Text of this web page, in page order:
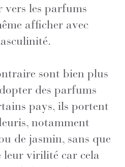
vers les parfums
afficher avec
sont bien plus
des parfums
pays, ils portent
notamment
de jasmin, sans que
leur virilité car cela